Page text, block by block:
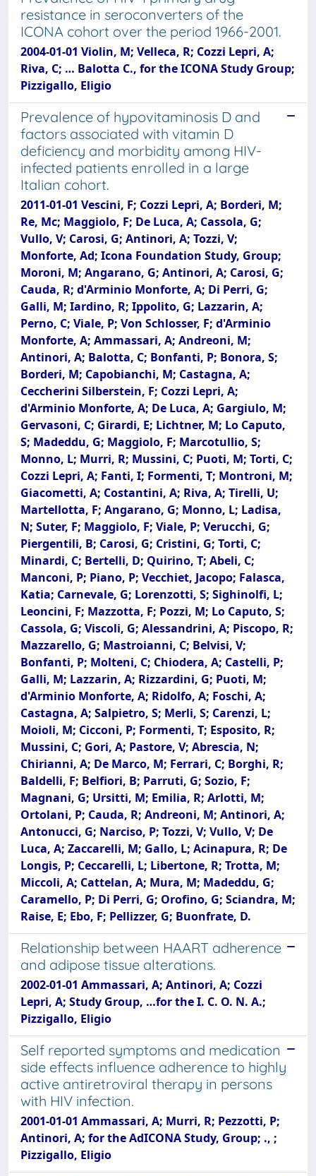
resistance in seroconverters of the
ICONA cohort over the period 1966-2001.
2004-01-01 Violin, M; Velleca, R; Cozzi Lepri, A;
Riva, C; … Balotta C., for the ICONA Study Group;
Pizzigallo, Eligio
Prevalence of hypovitaminosis D and
factors associated with vitamin D
deficiency and morbidity among HIV-
infected patients enrolled in a large
Italian cohort.
2011-01-01 Vescini, F; Cozzi Lepri, A; Borderi, M;
Re, Mc; Maggiolo, F; De Luca, A; Cassola, G;
Vullo, V; Carosi, G; Antinori, A; Tozzi, V;
Monforte, Ad; Icona Foundation Study, Group;
Moroni, M; Angarano, G; Antinori, A; Carosi, G;
Cauda, R; d'Arminio Monforte, A; Di Perri, G;
Galli, M; Iardino, R; Ippolito, G; Lazzarin, A;
Perno, C; Viale, P; Von Schlosser, F; d'Arminio
Monforte, A; Ammassari, A; Andreoni, M;
Antinori, A; Balotta, C; Bonfanti, P; Bonora, S;
Borderi, M; Capobianchi, M; Castagna, A;
Ceccherini Silberstein, F; Cozzi Lepri, A;
d'Arminio Monforte, A; De Luca, A; Gargiulo, M;
Gervasoni, C; Girardi, E; Lichtner, M; Lo Caputo,
S; Madeddu, G; Maggiolo, F; Marcotullio, S;
Monno, L; Murri, R; Mussini, C; Puoti, M; Torti, C;
Cozzi Lepri, A; Fanti, I; Formenti, T; Montroni, M;
Giacometti, A; Costantini, A; Riva, A; Tirelli, U;
Martellotta, F; Angarano, G; Monno, L; Ladisa,
N; Suter, F; Maggiolo, F; Viale, P; Verucchi, G;
Piergentili, B; Carosi, G; Cristini, G; Torti, C;
Minardi, C; Bertelli, D; Quirino, T; Abeli, C;
Manconi, P; Piano, P; Vecchiet, Jacopo; Falasca,
Katia; Carnevale, G; Lorenzotti, S; Sighinolfi, L;
Leoncini, F; Mazzotta, F; Pozzi, M; Lo Caputo, S;
Cassola, G; Viscoli, G; Alessandrini, A; Piscopo, R;
Mazzarello, G; Mastroianni, C; Belvisi, V;
Bonfanti, P; Molteni, C; Chiodera, A; Castelli, P;
Galli, M; Lazzarin, A; Rizzardini, G; Puoti, M;
d'Arminio Monforte, A; Ridolfo, A; Foschi, A;
Castagna, A; Salpietro, S; Merli, S; Carenzi, L;
Moioli, M; Cicconi, P; Formenti, T; Esposito, R;
Mussini, C; Gori, A; Pastore, V; Abrescia, N;
Chirianni, A; De Marco, M; Ferrari, C; Borghi, R;
Baldelli, F; Belfiori, B; Parruti, G; Sozio, F;
Magnani, G; Ursitti, M; Emilia, R; Arlotti, M;
Ortolani, P; Cauda, R; Andreoni, M; Antinori, A;
Antonucci, G; Narciso, P; Tozzi, V; Vullo, V; De
Luca, A; Zaccarelli, M; Gallo, L; Acinapura, R; De
Longis, P; Ceccarelli, L; Libertone, R; Trotta, M;
Miccoli, A; Cattelan, A; Mura, M; Madeddu, G;
Caramello, P; Di Perri, G; Orofino, G; Sciandra, M;
Raise, E; Ebo, F; Pellizzer, G; Buonfrate, D.
Relationship between HAART adherence
and adipose tissue alterations.
2002-01-01 Ammassari, A; Antinori, A; Cozzi
Lepri, A; Study Group, …for the I. C. O. N. A.;
Pizzigallo, Eligio
Self reported symptoms and medication
side effects influence adherence to highly
active antiretroviral therapy in persons
with HIV infection.
2001-01-01 Ammassari, A; Murri, R; Pezzotti, P;
Antinori, A; for the AdICONA Study, Group; ., ;
Pizzigallo, Eligio